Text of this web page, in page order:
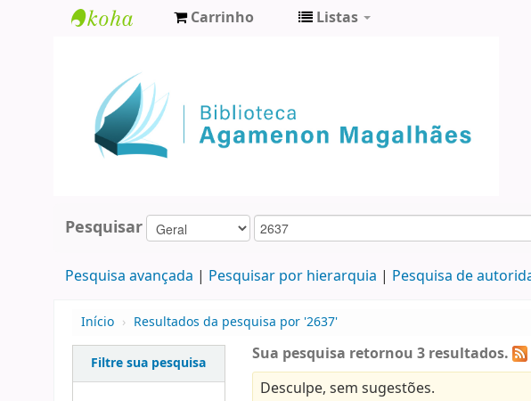
Agamenon
Magalhães
Carrinho Listas
Pesquisar
Pesquisa avançada Pesquisar por hierarquia Pesquisa de
Início › Resultados da pesquisa por '2637'
Filtre sua pesquisa
Sua pesquisa retornou 3 resultados.
Desculpe, sem sugestões.